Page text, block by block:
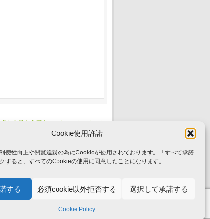
Cookie使用許諾
便性向上や閲覧追跡の為にCookieが使用されております。「すべて承諾
すると、すべてのCookieの使用に同意したことになります。
する 必須cookie以外拒否する 選択して承諾する
Cookie Policy
から見た弁護士のコミュニケーション
は、なぜ、ベトナム人技能実習生「死体
いて考える～」開催のお知らせ
・法人概要